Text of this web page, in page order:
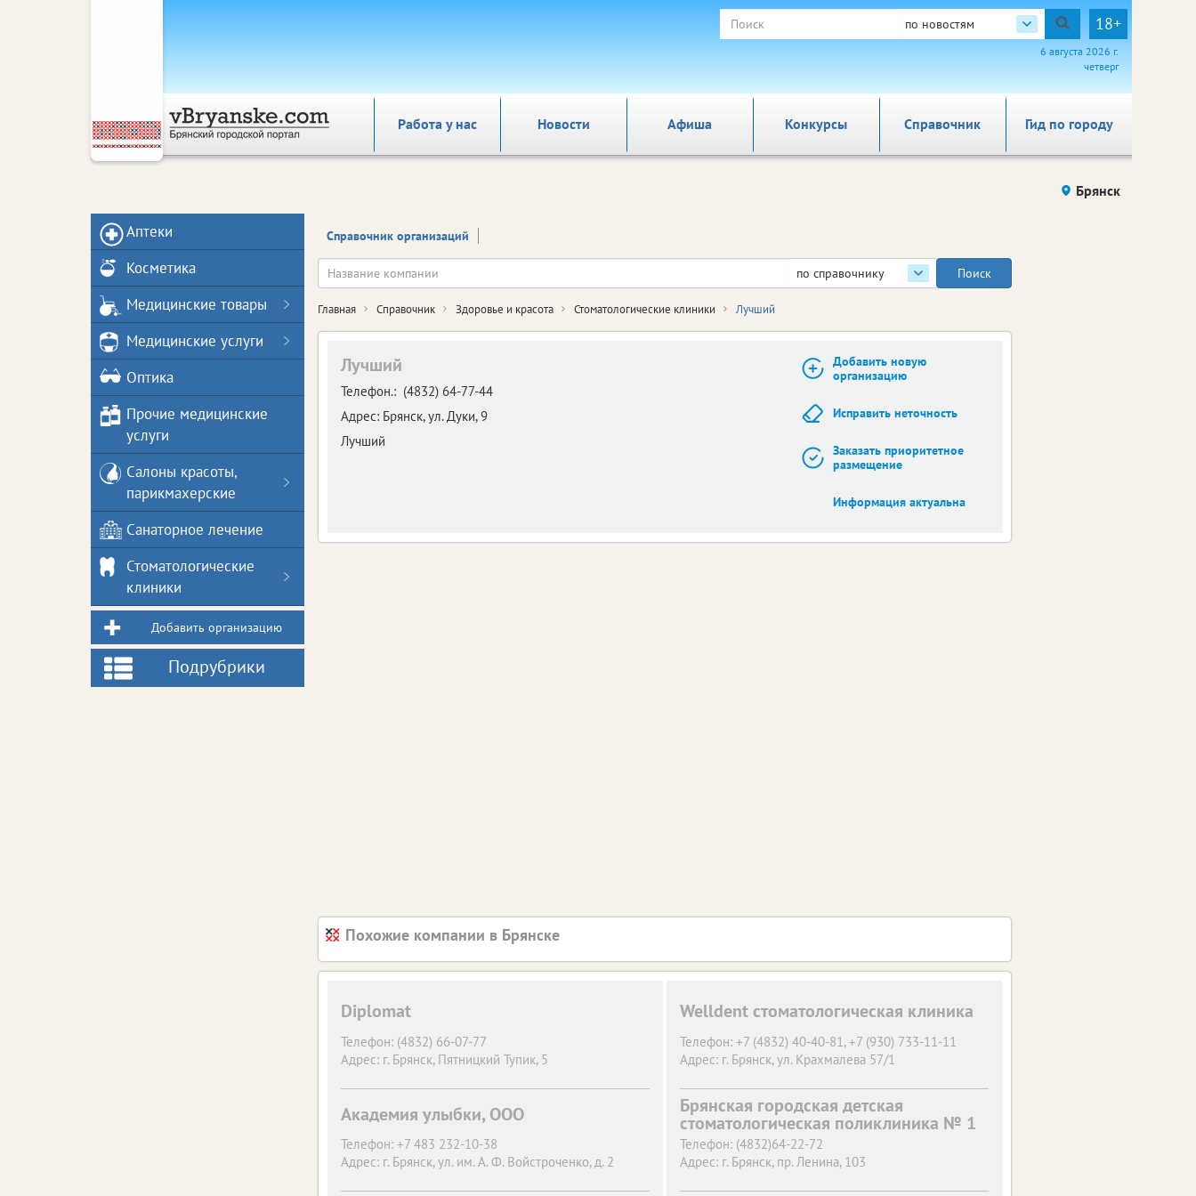
по новостям 18+
6 августа 2026 г.
четверг
Работа у нас Новости Афиша Справочник Гид по городу
Конкурсы
Брянск
Справочник организаций
по справочнику
Главная Справочник Здоровье и красота Стоматологические клиники Лучший
Лучший
Телефон.: (4832) 64-77-44
Адрес: Брянск,ул. Дуки, 9
Лучший
Добавить новую
организацию
Исправить неточность
Заказать приоритетное
размещение
Информация актуальна
Похожие компании в Брянске
Diplomat
Телефон: (4832) 66-07-77
Адрес: г. Брянск, Пятницкий Тупик, 5
Welldent стоматологическая клиника
Телефон: +7 (4832) 40-40-81, +7 (930) 733-11-11
Адрес: г. Брянск, ул. Крахмалева 57/1
Академия улыбки, ООО
Телефон: +7 483 232-10-38
Адрес: г. Брянск, ул. им. А. Ф. Войстроченко, д. 2
Брянская городская детская
стоматологическая поликлиника № 1
Телефон: (4832)64-22-72
Адрес: г. Брянск, пр. Ленина, 103
Аптеки
Косметика
Медицинские товары
Медицинские услуги
Оптика
Прочие медицинские
услуги
Салоны красоты,
парикмахерские
Санаторное лечение
Стоматологические
клиники
Добавить организацию
Подрубрики